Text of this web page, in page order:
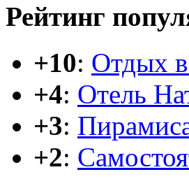
Рейтинг
+10: Отдых
+4: Отель
+3:
+2: